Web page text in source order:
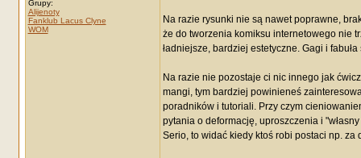
Grupy:
Alijenoty
Fanklub Lacus Clyne
WOM
Na razie rysunki nie są nawet poprawne,
że do tworzenia komiksu internetowego nie
ładniejsze, bardziej estetyczne. Gagi i
Na razie nie pozostaje ci nic innego jak
mangi, tym bardziej powinieneś
poradników i tutoriali. Przy czym
pytania o deformację, uproszczenia i
Serio, to widać kiedy ktoś robi postaci np.